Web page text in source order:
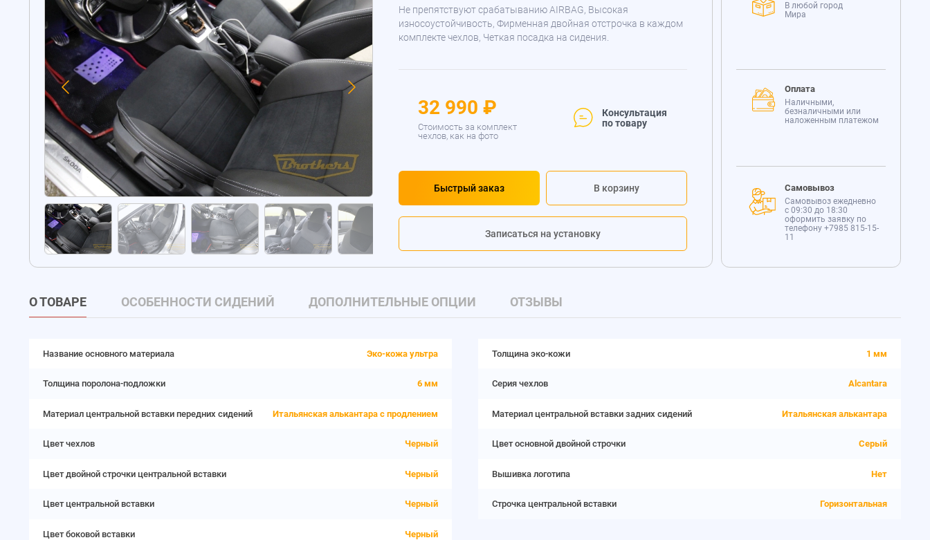
Не препятствуют срабатыванию AIRBAG, Высокая
износоустойчивость, Фирменная двойная отстрочка в каждом
комплекте чехлов, Четкая посадка на сидения.
32 990 ₽
Стоимость за комплект
чехлов, как на фото
Консультация
по товару
Быстрый заказ В корзину
Записаться на установку
В любой город
Мира
Оплата
Наличными,
безналичными или
наложенным платежом
Самовывоз
Самовывоз ежедневно
с 09:30 до 18:30
оформить заявку по
телефону +7985 815-15-
11
О ТОВАРЕ ОСОБЕННОСТИ СИДЕНИЙ ДОПОЛНИТЕЛЬНЫЕ ОПЦИИ ОТЗЫВЫ
Название основного материала Эко-кожа ультра Толщина эко-кожи 1 мм
Толщина поролона-подложки 6 мм Серия чехлов Alcantara
Материал центральной вставки передних сидений Итальянская алькантара с продлением Материал центральной вставки задних сидений Итальянская алькантара
Цвет чехлов Черный Цвет основной двойной строчки Серый
Цвет двойной строчки центральной вставки Черный Вышивка логотипа Нет
Цвет центральной вставки Черный Строчка центральной вставки Горизонтальная
Цвет боковой вставки Черный